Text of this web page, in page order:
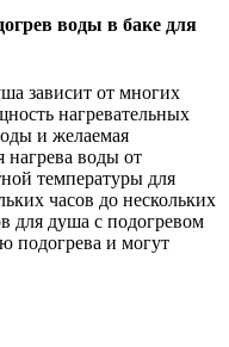
воды в баке для
зависит от многих
нагревательных
и желаемая
нагрева воды от
температуры для
часов до нескольких
для душа с подогревом
подогрева и могут